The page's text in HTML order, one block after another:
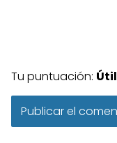
Tu puntuación: Útil